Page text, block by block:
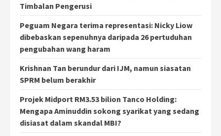
Timbalan Pengerusi
Peguam Negara terima representasi: Nicky Liow
dibebaskan sepenuhnya daripada 26 pertuduhan
pengubahan wang haram
Krishnan Tan berundur dari IJM, namun siasatan
SPRM belum berakhir
Projek Midport RM3.53 bilion Tanco Holding:
Mengapa Aminuddin sokong syarikat yang sedang
disiasat dalam skandal MBI?